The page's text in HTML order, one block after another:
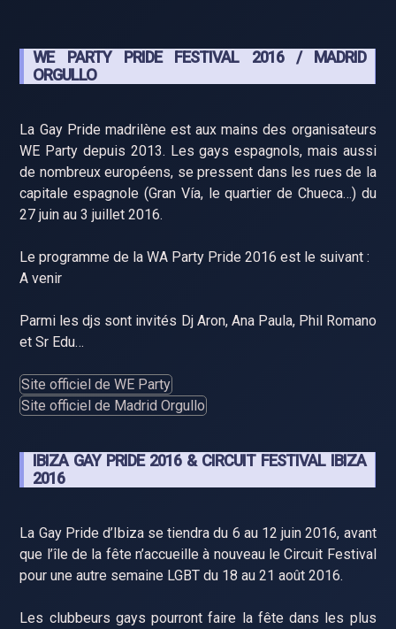
WE PARTY PRIDE FESTIVAL 2016 / MADRID
ORGULLO
La Gay Pride madrilène est aux mains des organisateurs
WE Party depuis 2013. Les gays espagnols, mais aussi
de nombreux européens, se pressent dans les rues de la
capitale espagnole (Gran Vía, le quartier de Chueca…) du
27 juin au 3 juillet 2016.
Le programme de la WA Party Pride 2016 est le suivant :
A venir
Parmi les djs sont invités Dj Aron, Ana Paula, Phil Romano
et Sr Edu…
Site officiel de WE Party
Site officiel de Madrid Orgullo
IBIZA GAY PRIDE 2016 & CIRCUIT FESTIVAL IBIZA
2016
La Gay Pride d’Ibiza se tiendra du 6 au 12 juin 2016, avant
que l’île de la fête n’accueille à nouveau le Circuit Festival
pour une autre semaine LGBT du 18 au 21 août 2016.
Les clubbeurs gays pourront faire la fête dans les plus